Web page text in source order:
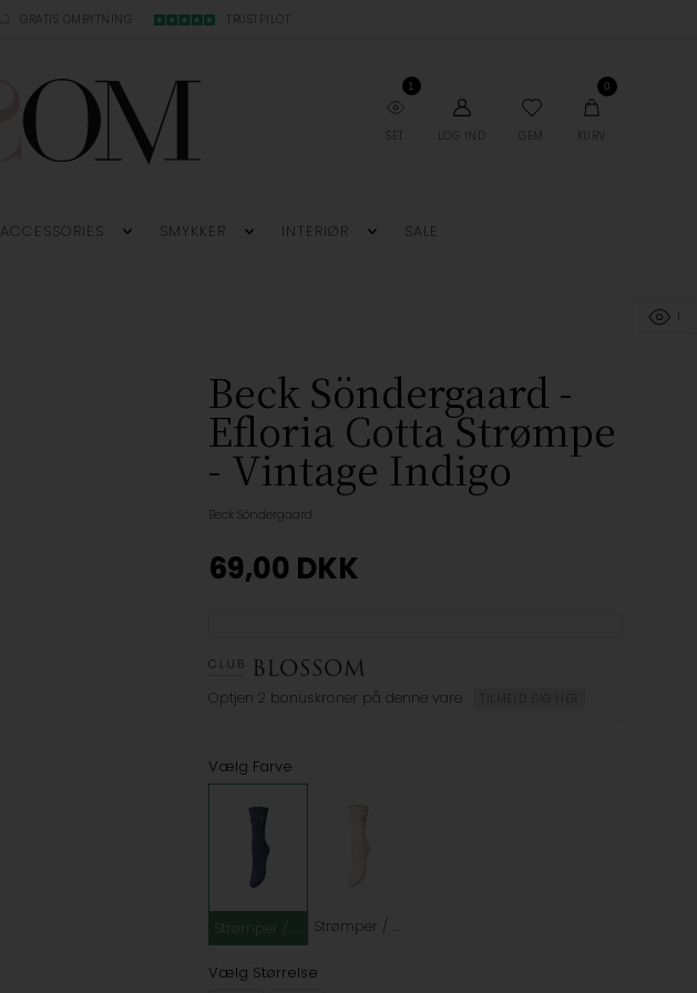
GRATIS OMBYTNING TRUSTPILOT
SET
1
LOG IND GEM
0
KURV
ACCESSORIES SMYKKER INTERIØR SALE
Beck Söndergaard -
Efloria Cotta Strømpe
- Vintage Indigo
Beck Söndergaard
69,00 DKK
Optjen 2 bonuskroner på denne vare TILMELD DIG HER
Vælg Farve
Strømper / Grøn / Kvinde / Creme / Strømpebukser
Vælg Størrelse
1